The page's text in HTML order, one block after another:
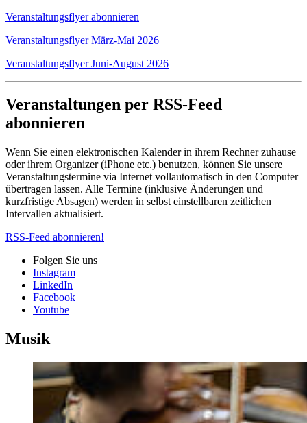
Veranstaltungsflyer abonnieren
Veranstaltungsflyer März-Mai 2026
Veranstaltungsflyer Juni-August 2026
Veranstaltungen per RSS-Feed
abonnieren
Wenn Sie einen elektronischen Kalender in ihrem Rechner zuhause
oder ihrem Organizer (iPhone etc.) benutzen, können Sie unsere
Veranstaltungstermine via Internet vollautomatisch in den Computer
übertragen lassen. Alle Termine (inklusive Änderungen und
kurzfristige Absagen) werden in selbst einstellbaren zeitlichen
Intervallen aktualisiert.
RSS-Feed abonnieren!
Folgen Sie uns
Instagram
LinkedIn
Facebook
Youtube
Musik